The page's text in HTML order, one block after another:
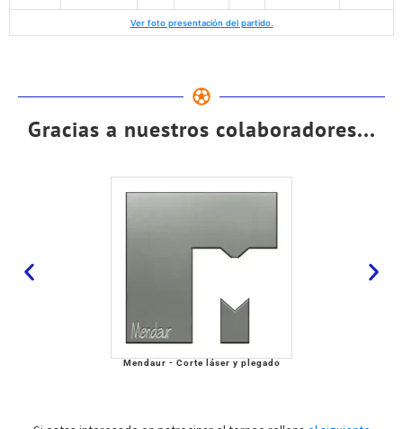
Ver foto presentación del partido.
Gracias a nuestros colaboradores...
Mendaur - Corte láser y plegado